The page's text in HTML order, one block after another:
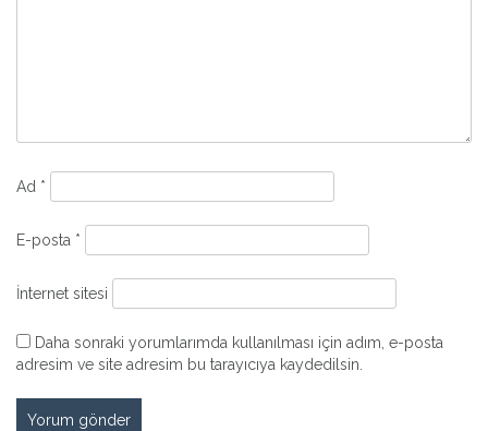
Ad *
E-posta *
İnternet sitesi
Daha sonraki yorumlarımda kullanılması için adım, e-posta
adresim ve site adresim bu tarayıcıya kaydedilsin.